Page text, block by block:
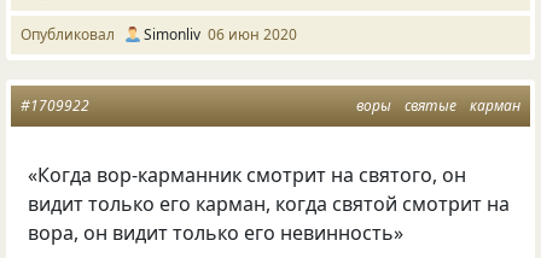
Опубликовал Simonliv 06 июн 2020
воры святые карман
#1709922
«Когда вор-карманник смотрит на святого, он
видит только его карман, когда святой смотрит на
вора, он видит только его невинность»